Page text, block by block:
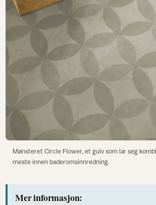
Mønsteret Circle Flower, et gulv som lar seg
meste innen baderomsinnredning.
Mer informasjon: